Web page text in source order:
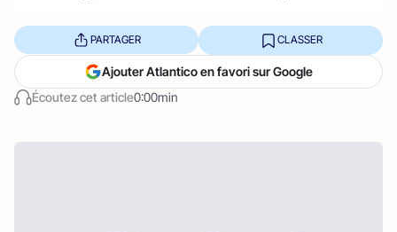
Écoutez cet article0:00min
PARTAGER CLASSER
Ajouter Atlantico en favori sur Google